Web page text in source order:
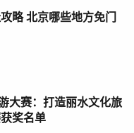
略 北京哪些地方免门
大赛：打造丽水文化旅
奖名单